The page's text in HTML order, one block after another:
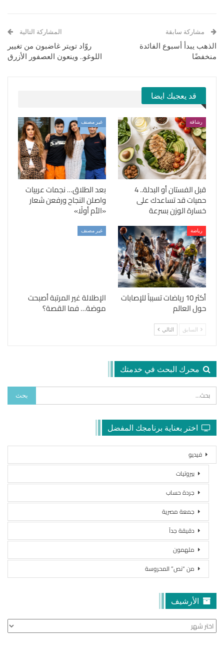
مشاركة سابقة
الذهب يبدأ أسبوع الفائدة
منخفضًا
المشاركة التالية
روّاد تويتر غاضبون من تغيير
اللوغو.. وينعون العصفور الأزرق
قد يعجبك ايضا
رشاقة
قبل الفستان أو البدلة.. 4
حميات قد تساعدك على
خسارة الوزن بسرعة
غير مصنف
بعد الطلاق… نجمات عربيات
واصلن النجاح ورفعن شعار
«الأم أولًا»
رياضة
أكثر 10 رياضات تسبباً للإصابات
حول العالم
غير مصنف
الإطلالة غير المرتبة أصبحت
موضة… فما القصة؟
السابق التالي
محرك البحث في خدمتك
اختر بعناية برنامجك المفضل
فيديو
بيروتيات
جردة حساب
جمعة مصرية
دقيقة جداً
ملهمون
من “نص” المحروسة
الأرشيف
الأرشيف